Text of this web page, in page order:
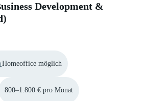
Development &
Homeoffice möglich
800–1.800 € pro Monat